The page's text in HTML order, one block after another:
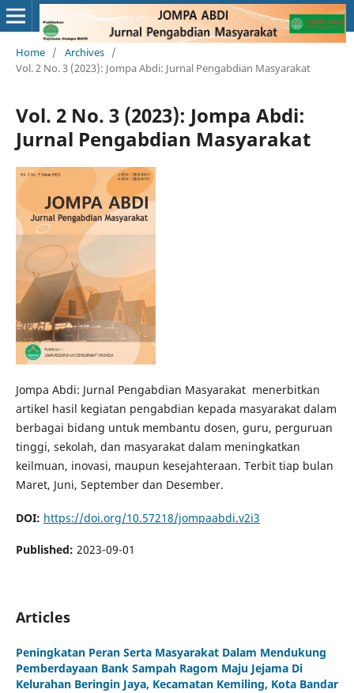
Home / Archives /
Vol. 2 No. 3 (2023): Jompa Abdi: Jurnal Pengabdian Masyarakat
Vol. 2 No. 3 (2023): Jompa Abdi:
Jurnal Pengabdian Masyarakat
Jompa Abdi: Jurnal Pengabdian Masyarakat menerbitkan
artikel hasil kegiatan pengabdian kepada masyarakat dalam
berbagai bidang untuk membantu dosen, guru, perguruan
tinggi, sekolah, dan masyarakat dalam meningkatkan
keilmuan, inovasi, maupun kesejahteraan. Terbit tiap bulan
Maret, Juni, September dan Desember.
DOI: https://doi.org/10.57218/jompaabdi.v2i3
Published: 2023-09-01
Articles
Peningkatan Peran Serta Masyarakat Dalam Mendukung
Pemberdayaan Bank Sampah Ragom Maju Jejama Di
Kelurahan Beringin Jaya, Kecamatan Kemiling, Kota Bandar